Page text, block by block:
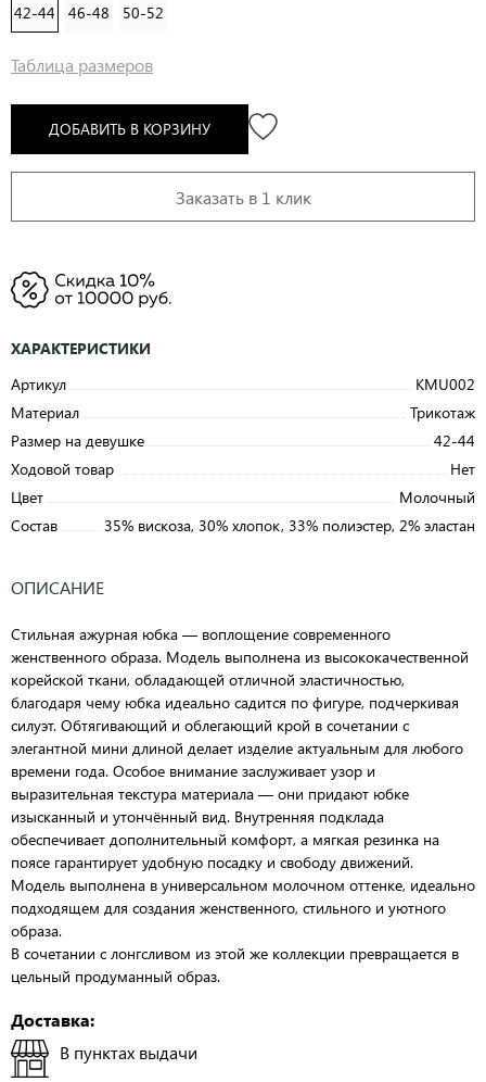
42-44 46-48 50-52
Таблица размеров
ДОБАВИТЬ В КОРЗИНУ
Заказать в 1 клик
ХАРАКТЕРИСТИКИ
Артикул
KMU002
Материал
Трикотаж
Размер на девушке
42-44
Ходовой товар
Нет
Цвет
Молочный
Состав
35% вискоза, 30% хлопок, 33% полиэстер, 2% эластан
ОПИСАНИЕ
Стильная ажурная юбка — воплощение современного
женственного образа. Модель выполнена из высококачественной
корейской ткани, обладающей отличной эластичностью,
благодаря чему юбка идеально садится по фигуре, подчеркивая
силуэт. Обтягивающий и облегающий крой в сочетании с
элегантной мини длиной делает изделие актуальным для любого
времени года. Особое внимание заслуживает узор и
выразительная текстура материала — они придают юбке
изысканный и утончённый вид. Внутренняя подклада
обеспечивает дополнительный комфорт, а мягкая резинка на
поясе гарантирует удобную посадку и свободу движений.
Модель выполнена в универсальном молочном оттенке, идеально
подходящем для создания женственного, стильного и уютного
образа.
В сочетании с лонгсливом из этой же коллекции превращается в
цельный продуманный образ.
Доставка:
В пунктах выдачи